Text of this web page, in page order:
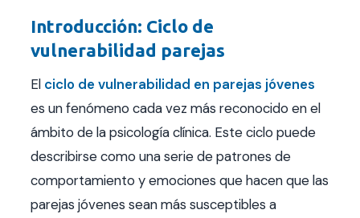
Introducción: Ciclo de
vulnerabilidad parejas
El ciclo de vulnerabilidad en parejas jóvenes
es un fenómeno cada vez más reconocido en el
ámbito de la psicología clínica. Este ciclo puede
describirse como una serie de patrones de
comportamiento y emociones que hacen que las
parejas jóvenes sean más susceptibles a